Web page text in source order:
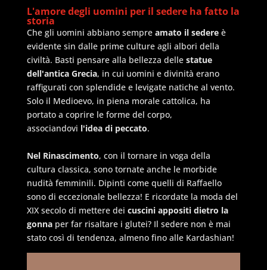
L'amore degli uomini per il sedere ha fatto la
storia
Che gli uomini abbiano sempre amato il sedereè
evidente sin dalle prime culture agli albori della
civiltà. Basti pensare alla bellezza dellestatue
dell'antica Grecia, in cui uomini e divinità erano
raffigurati con splendide e levigate natiche al vento.
Solo il Medioevo, in piena morale cattolica, ha
portato a coprire le forme del corpo,
associandovi l'idea di peccato.
Nel Rinascimento, con il tornare in voga della
cultura classica, sono tornate anche le morbide
nudità femminili. Dipinti come quelli di Raffaello
sono di eccezionale bellezza! E ricordate la moda del
XIX secolo di mettere dei cuscini appositi dietro la
gonnaper far risaltare i glutei? Il sedere non è mai
stato così di tendenza, almeno fino alle Kardashian!